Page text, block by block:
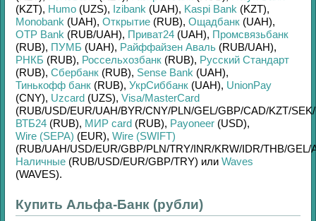
(KZT), Humo (UZS), Izibank (UAH), Kaspi Bank (KZT),
Monobank (UAH), Открытие (RUB), Ощадбанк (UAH),
OTP Bank (RUB/UAH), Приват24 (UAH), Промсвязьбанк
(RUB), ПУМБ (UAH), Райффайзен Аваль (RUB/UAH),
РНКБ (RUB), Россельхозбанк (RUB), Русский Стандарт
(RUB), Сбербанк (RUB), Sense Bank (UAH),
Тинькофф банк (RUB), УкрСиббанк (UAH), UnionPay
(CNY), Uzcard (UZS), Visa/MasterCard
(RUB/USD/EUR/UAH/BYR/CNY/PLN/GEL/GBP/CAD/KZT/SEK/
ВТБ24 (RUB), МИР card (RUB), Payoneer (USD),
Wire (SEPA) (EUR), Wire (SWIFT)
(RUB/UAH/USD/EUR/GBP/PLN/TRY/INR/KRW/IDR/THB/GEL/
Наличные (RUB/USD/EUR/GBP/TRY) или Waves
(WAVES).
Купить Альфа-Банк (рубли)